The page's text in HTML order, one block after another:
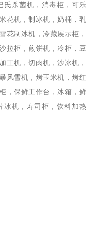
氏杀菌机，消毒柜，可乐
花机，制冰机，奶桶，乳
花制冰机，冷藏展示柜，
拉柜，煎饼机，冷柜，豆
工机，切肉机，沙冰机，
风雪机，烤玉米机，烤红
，保鲜工作台，冰箱，鲜
冰机，寿司柜，饮料加热